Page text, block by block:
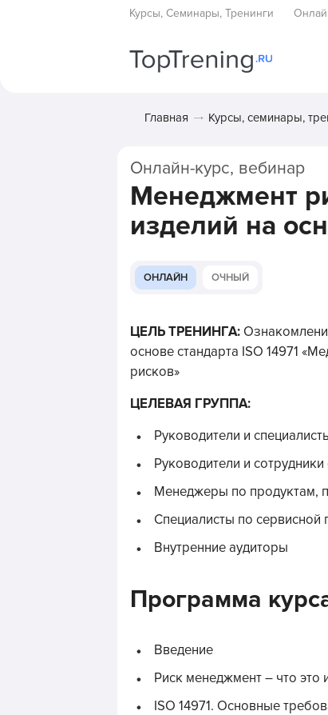
Курсы, Семинары, Тренинги
Главная Курсы, семинары,
Онлайн-курс, вебинар
Менеджмент
изделий на
ОНЛАЙН ОЧНЫЙ
ЦЕЛЬ ТРЕНИНГА:
основе стандарта ISO 14971
рисков»
ЦЕЛЕВАЯ ГРУППА:
Руководители и
Руководители и
Менеджеры по продуктам,
Специалисты по
Внутренние аудиторы
Программа
Введение
Риск менеджмент – что это
ISO 14971. Основные